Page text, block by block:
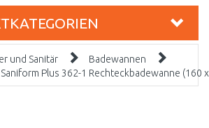
und Sanitär
Badewannen
Plus 362-1 Rechteckbadewanne (160